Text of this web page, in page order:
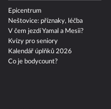
Epicentrum
Neštovice: příznaky, léčba
V čem jezdí Yamal a Mesii?
Kvízy pro seniory
Kalendář úplňků 2026
Co je bodycount?